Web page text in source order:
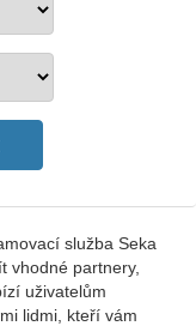
služba Seka
vhodné partnery,
uživatelům
lidmi, kteří vám